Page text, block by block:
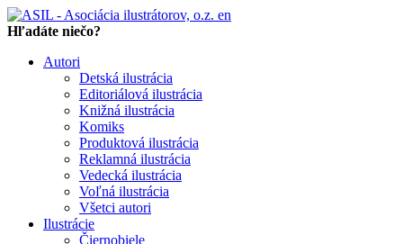
en
Hľadáte niečo?
Autori
Detská ilustrácia
Editoriálová ilustrácia
Knižná ilustrácia
Komiks
Produktová ilustrácia
Reklamná ilustrácia
Vedecká ilustrácia
Voľná ilustrácia
Všetci autori
Ilustrácie
Čiernobiele